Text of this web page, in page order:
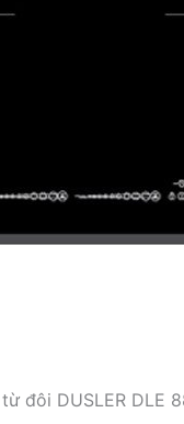
đôi DUSLER DLE